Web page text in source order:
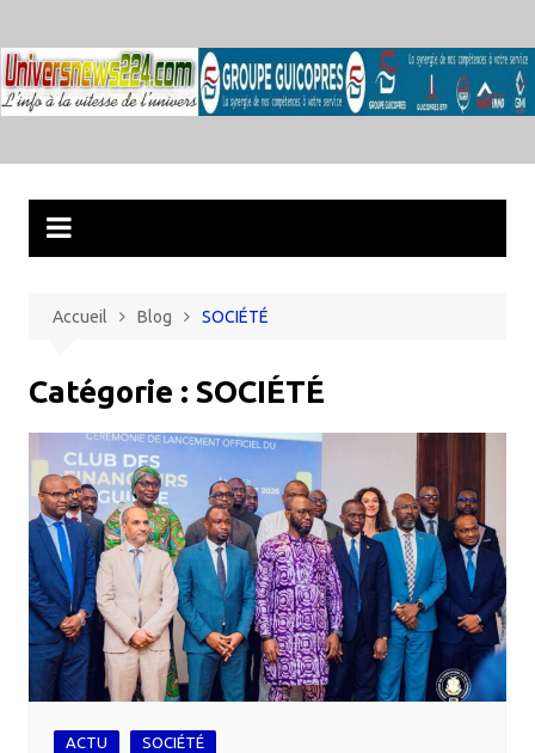
au
contenu
Accueil Blog SOCIÉTÉ
Catégorie : SOCIÉTÉ
ACTU SOCIÉTÉ